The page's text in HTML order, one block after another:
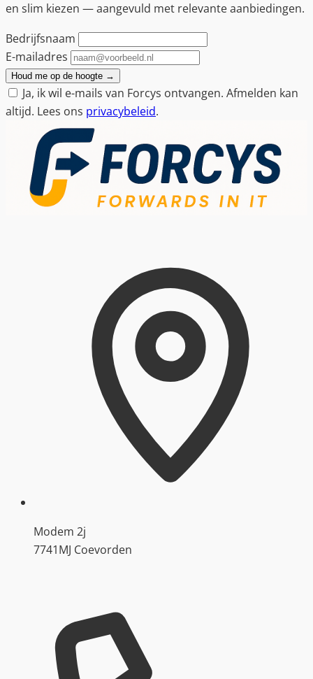
en slim kiezen — aangevuld met relevante aanbiedingen.
Bedrijfsnaam
E-mailadres
Houd me op de hoogte →
Ja, ik wil e-mails van Forcys ontvangen. Afmelden kan
altijd. Lees ons privacybeleid.
Modem 2j
7741MJ Coevorden